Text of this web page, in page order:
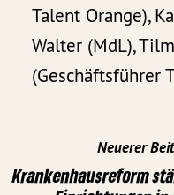
Talent Orange),
Walter (MdL),
(Geschäftsführer
Neuerer
Krankenhausreform